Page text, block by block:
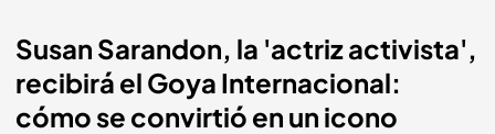
Susan Sarandon, la 'actriz activista',
recibirá el Goya Internacional:
cómo se convirtió en un icono